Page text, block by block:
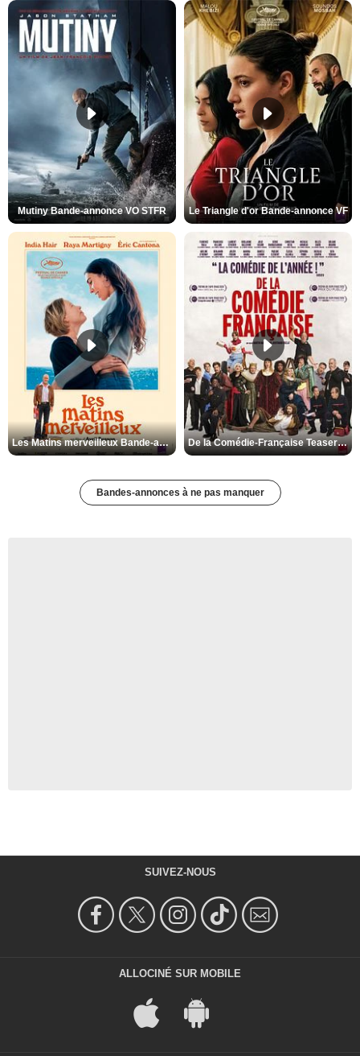
Mutiny Bande-annonce VO STFR Le Triangle d'or Bande-annonce VF
Les Matins merveilleux Bande-annonce VF De la Comédie-Française Teaser VF
Bandes-annonces à ne pas manquer
SUIVEZ-NOUS
ALLOCINÉ SUR MOBILE